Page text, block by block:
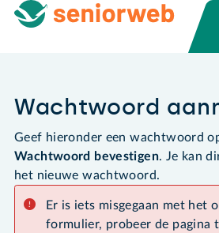
Wachtwoord
Geef hieronder een wachtwoord
Wachtwoord bevestigen. Je kan
het nieuwe wachtwoord.
Er is iets misgegaan met het
formulier, probeer de pagina